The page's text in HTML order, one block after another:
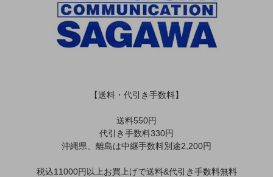
【送料・代引き手数料】
送料550円
代引き手数料330円
沖縄県、離島は中継手数料別途2,200円
税込11000円以上お買上げで送料&代引き手数料無料